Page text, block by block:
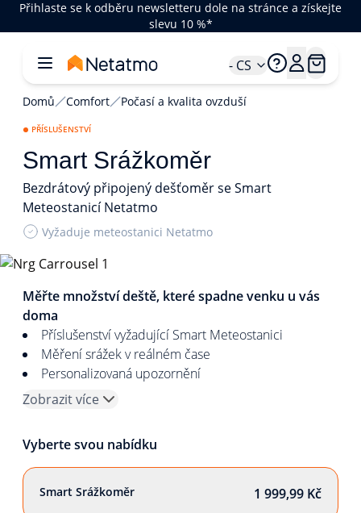
Přihlaste se k odběru newsletteru dole na stránce a získejte
slevu 10 %*
- CS
Domů Comfort Počasí a kvalita ovzduší
PŘÍSLUŠENSTVÍ
Smart Srážkoměr
Bezdrátový připojený dešťoměr se Smart
Meteostanicí Netatmo
Vyžaduje meteostanici Netatmo
Měřte množství deště, které spadne venku u vás
doma
Příslušenství vyžadující Smart Meteostanici
Měření srážek v reálném čase
Personalizovaná upozornění
Zobrazit více
Vyberte svou nabídku
Smart Srážkoměr 1 999,99 Kč